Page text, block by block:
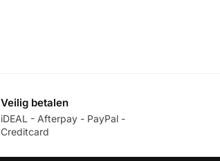
Veilig betalen
iDEAL - Afterpay - PayPal -
Creditcard